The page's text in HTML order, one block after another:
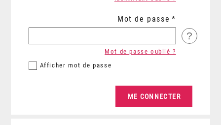
Mot de passe
?
Afficher mot de passe
Mot de passe oublié ?